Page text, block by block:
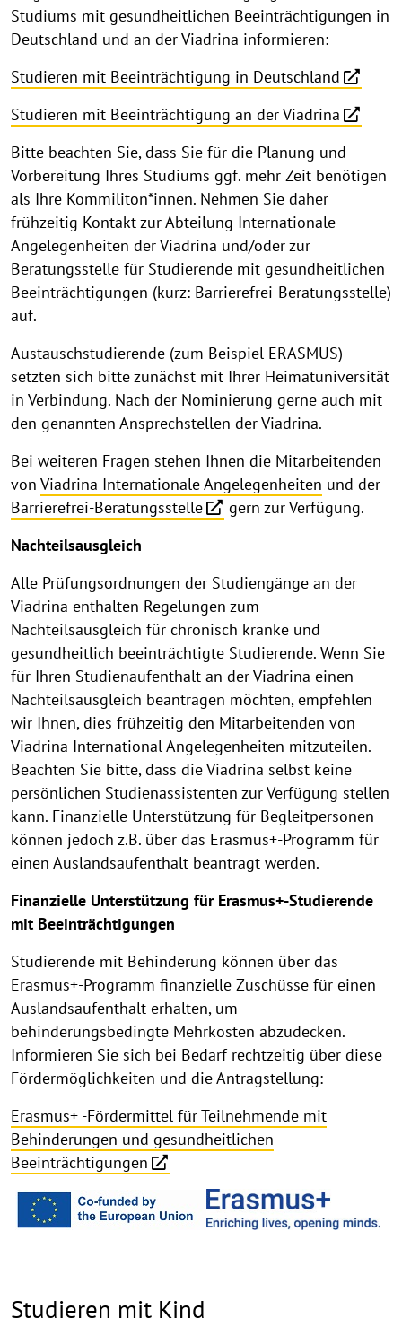
Studiums mit gesundheitlichen Beeinträchtigungen in
Deutschland und an der Viadrina informieren:
Studieren mit Beeinträchtigung in Deutschland
Studieren mit Beeinträchtigung an der Viadrina
Bitte beachten Sie, dass Sie für die Planung und
Vorbereitung Ihres Studiums ggf. mehr Zeit benötigen
als Ihre Kommiliton*innen. Nehmen Sie daher
frühzeitig Kontakt zur Abteilung Internationale
Angelegenheiten der Viadrina und/oder zur
Beratungsstelle für Studierende mit gesundheitlichen
Beeinträchtigungen (kurz: Barrierefrei-Beratungsstelle)
auf.
Austauschstudierende (zum Beispiel ERASMUS)
setzten sich bitte zunächst mit Ihrer Heimatuniversität
in Verbindung. Nach der Nominierung gerne auch mit
den genannten Ansprechstellen der Viadrina.
Bei weiteren Fragen stehen Ihnen die Mitarbeitenden
von Viadrina Internationale Angelegenheiten und der
Barrierefrei-Beratungsstelle
gern zur Verfügung.
Nachteilsausgleich
Alle Prüfungsordnungen der Studiengänge an der
Viadrina enthalten Regelungen zum
Nachteilsausgleich für chronisch kranke und
gesundheitlich beeinträchtigte Studierende. Wenn Sie
für Ihren Studienaufenthalt an der Viadrina einen
Nachteilsausgleich beantragen möchten, empfehlen
wir Ihnen, dies frühzeitig den Mitarbeitenden von
Viadrina International Angelegenheiten mitzuteilen.
Beachten Sie bitte, dass die Viadrina selbst keine
persönlichen Studienassistenten zur Verfügung stellen
kann. Finanzielle Unterstützung für Begleitpersonen
können jedoch z.B. über das Erasmus+-Programm für
einen Auslandsaufenthalt beantragt werden.
Finanzielle Unterstützung für Erasmus+-Studierende
mit Beeinträchtigungen
Studierende mit Behinderung können über das
Erasmus+-Programm finanzielle Zuschüsse für einen
Auslandsaufenthalt erhalten, um
behinderungsbedingte Mehrkosten abzudecken.
Informieren Sie sich bei Bedarf rechtzeitig über diese
Fördermöglichkeiten und die Antragstellung:
Erasmus+ -Fördermittel für Teilnehmende mit
Behinderungen und gesundheitlichen
Beeinträchtigungen
Studieren mit Kind